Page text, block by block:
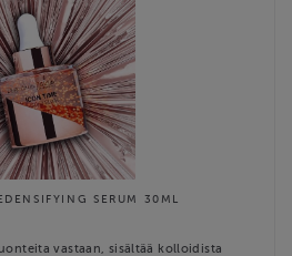
SERUM 30ML
vastaan, sisältää kolloidista